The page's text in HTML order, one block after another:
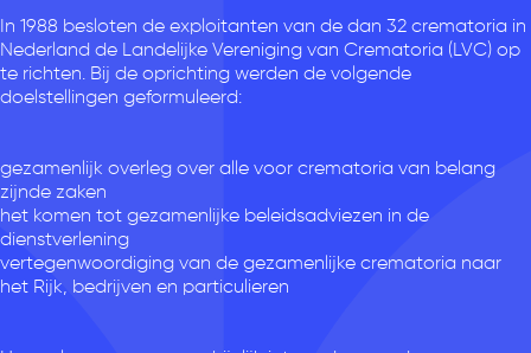
In 1988 besloten de exploitanten van de dan 32 crematoria in
Nederland de Landelijke Vereniging van Crematoria (LVC) op
te richten. Bij de oprichting werden de volgende
doelstellingen geformuleerd:
gezamenlijk overleg over alle voor crematoria van belang
zijnde zaken
het komen tot gezamenlijke beleidsadviezen in de
dienstverlening
vertegenwoordiging van de gezamenlijke crematoria naar
het Rijk, bedrijven en particulieren